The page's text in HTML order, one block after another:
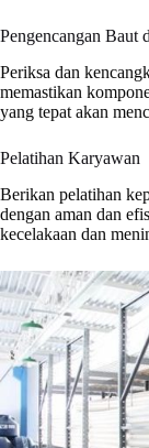
Pengencangan Baut
Periksa dan
memastikan
yang tepat akan
Pelatihan Karyawan
Berikan pelatihan
dengan aman dan
kecelakaan dan